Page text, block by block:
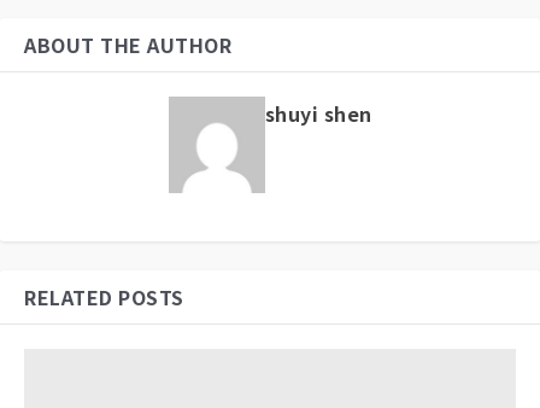
ABOUT THE AUTHOR
shuyi shen
RELATED POSTS